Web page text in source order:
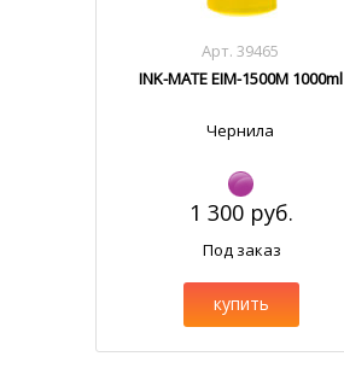
Арт. 39465
INK-MATE EIM-1500M 1000ml
Чернила
1 300 руб.
Под заказ
купить